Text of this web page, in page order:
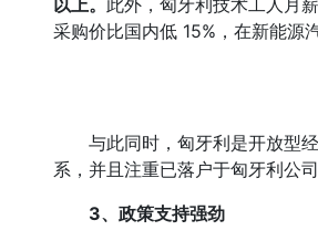
以上。 此外，匈牙利技术工人月
采购价比国内低 15%，在新能源
与此同时，匈牙利是开放型经
系，并且注重已落户于匈牙利公
3、 政策支持强劲